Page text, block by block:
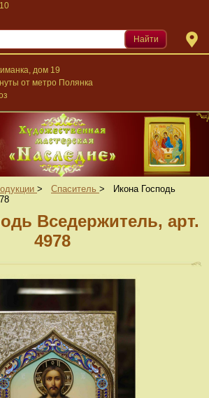
дом 19
от метро Полянка
Найти
> Спаситель >
Икона Господь
Вседержитель, арт.
4978